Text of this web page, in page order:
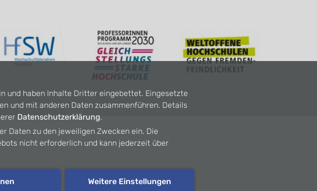
und haben Inhalte Dritter eingebettet. Eingesetzte
und mit anderen Daten zusammenführen. Details
Datenschutzerklärung.
Daten zu den jeweiligen Zwecken ein. Die
nicht erforderlich und kann jederzeit über
Weitere Einstellungen